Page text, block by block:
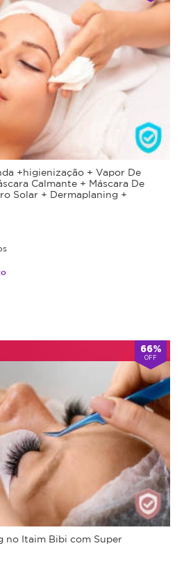
+higienização + Vapor De
Calmante + Máscara De
Solar + Dermaplaning +
66%
OFF
no Itaim Bibi com Super